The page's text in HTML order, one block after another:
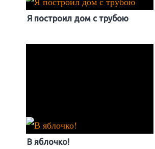
Я построил дом с трубою
В яблочко!